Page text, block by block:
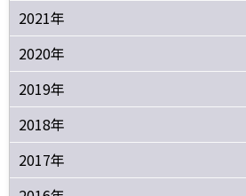
2021年
2020年
2019年
2018年
2017年